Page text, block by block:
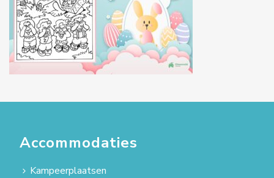
Accommodaties
Kampeerplaatsen